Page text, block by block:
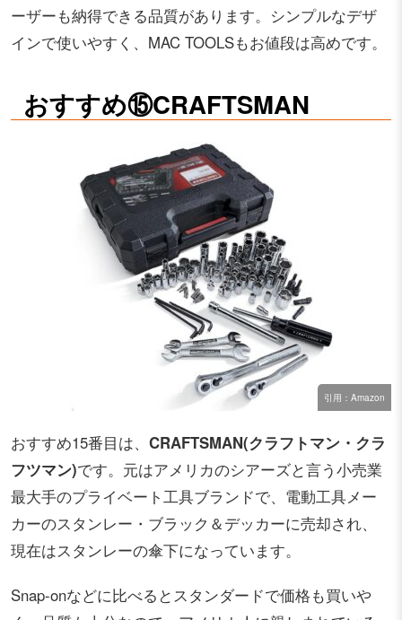
ーザーも納得できる品質があります。シンプルなデザ
インで使いやすく、MAC TOOLSもお値段は高めです。
おすすめ⑮CRAFTSMAN
引用：Amazon
おすすめ15番目は、 CRAFTSMAN(クラフトマン・クラ
フツマン)です。元はアメリカのシアーズと言う小売業
最大手のプライベート工具ブランドで、電動工具メー
カーのスタンレー・ブラック＆デッカーに売却され、
現在はスタンレーの傘下になっています。
Snap-onなどに比べるとスタンダードで価格も買いや